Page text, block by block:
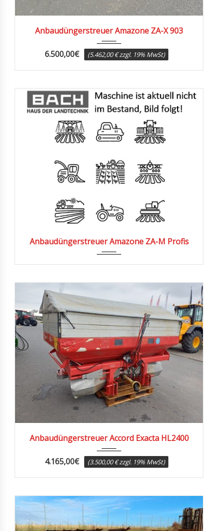
Anbaudüngerstreuer Amazone ZA-X 903
6.500,00€ (5.462,00 € zzgl. 19% MwSt)
Anbaudüngerstreuer Amazone ZA-M Profis
Anbaudüngerstreuer Accord Exacta HL2400
4.165,00€ (3.500,00 € zzgl. 19% MwSt)